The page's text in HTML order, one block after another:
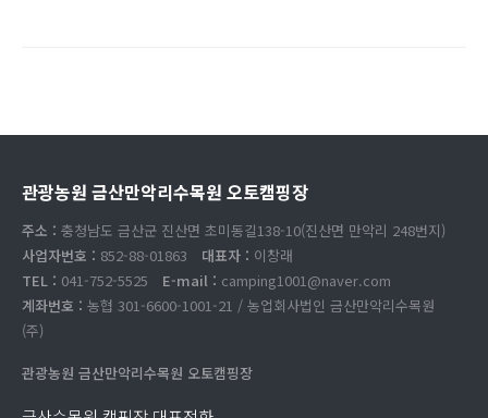
관광농원 금산만악리수목원 오토캠핑장
주소 : 충청남도 금산군 진산면 초미동길138-10(진산면 만악리 248번지)
사업자번호 : 852-88-01863 대표자 : 이창래
TEL : 041-752-5525 E-mail : camping1001@naver.com
계좌번호 : 농협 301-6600-1001-21 / 농업회사법인 금산만악리수목원
(주)
관광농원 금산만악리수목원 오토캠핑장